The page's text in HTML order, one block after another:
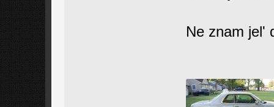
Ne znam jel'